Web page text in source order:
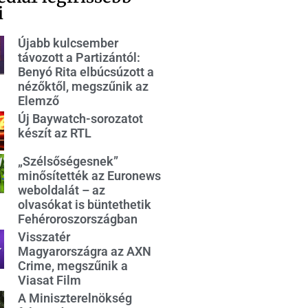
Újabb kulcsember
távozott a Partizántól:
Benyó Rita elbúcsúzott a
nézőktől, megszűnik az
Elemző
Új Baywatch-sorozatot
készít az RTL
„Szélsőségesnek”
minősítették az Euronews
weboldalát – az
olvasókat is büntethetik
Fehéroroszországban
Visszatér
Magyarországra az AXN
Crime, megszűnik a
Viasat Film
A Miniszterelnökség